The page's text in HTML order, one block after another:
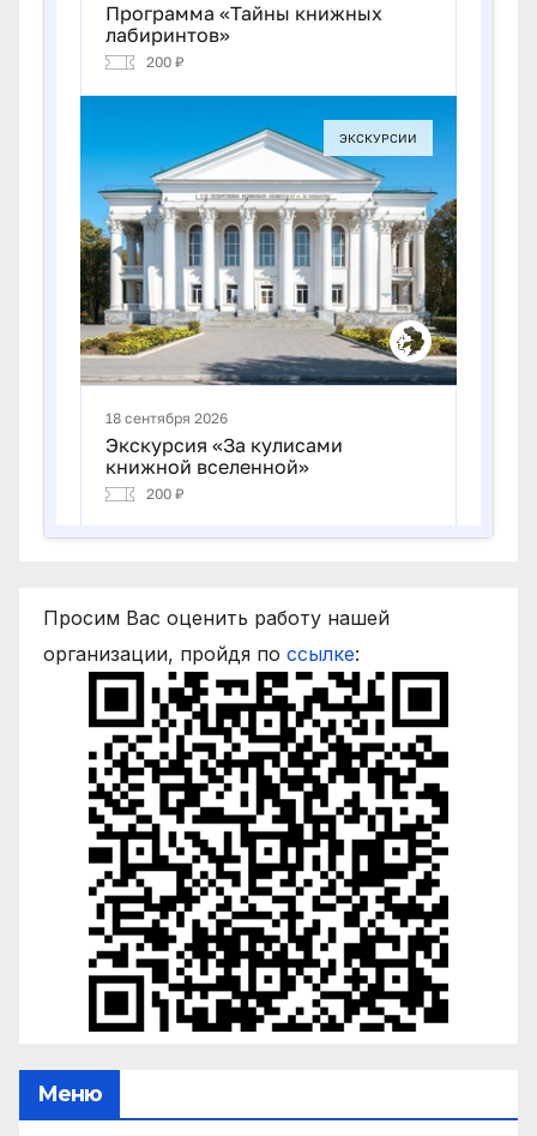
Просим Вас оценить работу нашей
организации, пройдя по ссылке:
Меню